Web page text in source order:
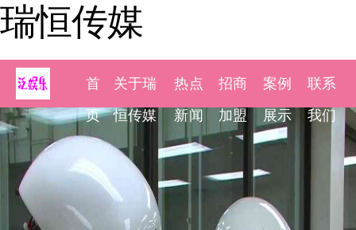
瑞恒传媒
首
页
关于瑞
恒传媒
热点
新闻
招商
加盟
案例
展示
联系
我们